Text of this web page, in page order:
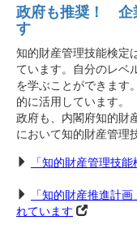
果
デ
ー
タ
政府も推奨！ 企
す
知的財産管理技能検定
ています。自分のレベ
を学ぶことができます
的に活用しています。
政府も、内閣府知的財
において知的財産管理
知
財
産
「知的財産管理技
知
的
「知的財産推進計
れています